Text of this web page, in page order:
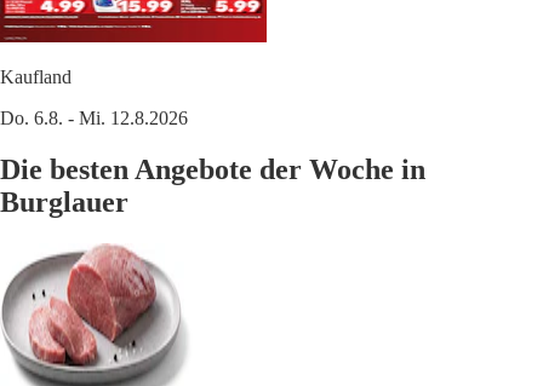
Kaufland
Do. 6.8. - Mi. 12.8.2026
Die besten Angebote der Woche in
Burglauer